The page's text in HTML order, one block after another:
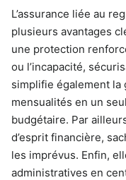
L’assurance liée au
plusieurs avantages
une protection
ou l’incapacité,
simplifie également
mensualités en un
budgétaire. Par
d’esprit financière,
les imprévus. Enfin,
administratives en